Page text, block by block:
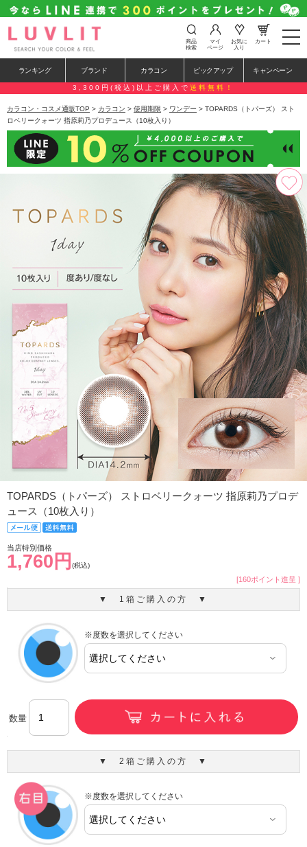
t
o
e
n
a
a
i
o
n
商品
検索
マイ
ページ
お気に
入り
カート
ランキング ブランド カラコン ピックアップ キャンペーン
3,300円(税込)以上ご購入で 送料無料！
カラコン・コスメ通販TOP > カラコン > 使用期限 > ワンデー > TOPARDS（トパーズ） スト
ロベリークォーツ 指原莉乃プロデュース（10枚入り）
TOPARDS（トパーズ） ストロベリークォーツ 指原莉乃プロデ
ュース（10枚入り）
当店特別価格
1,760円 (税込)
[160ポイント進呈 ]
▼ 1箱ご購入の方 ▼
※度数を選択してください
数量
▼ 2箱ご購入の方 ▼
※度数を選択してください